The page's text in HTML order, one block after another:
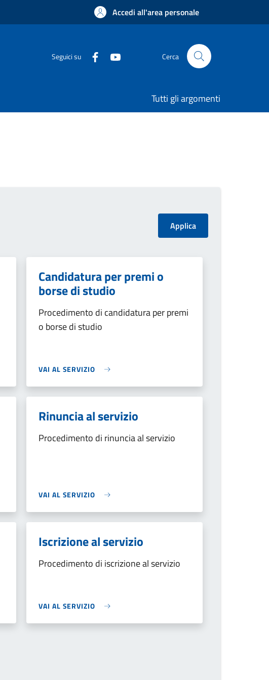
Accedi all'area personale
Seguici su Cerca
Tutti gli argomenti
Candidatura per premi o
borse di studio
Procedimento di candidatura per premi
o borse di studio
VAI AL SERVIZIO
Rinuncia al servizio
Procedimento di rinuncia al servizio
VAI AL SERVIZIO
Iscrizione al servizio
Procedimento di iscrizione al servizio
VAI AL SERVIZIO